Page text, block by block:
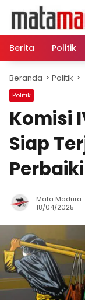
konten
Berita
Politik
Beranda Politik
Politik
Komisi
Siap
Mata Madura
18/04/2025